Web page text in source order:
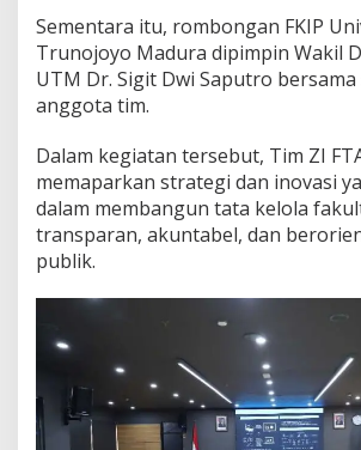
n
o
j
o
M
a
d
r
l
a
r
Sementara itu, rombongan FKIP
Trunojoyo Madura dipimpin Wakil
UTM Dr. Sigit Dwi Saputro
anggota tim.
Dalam kegiatan tersebut, Tim ZI
memaparkan strategi dan inovasi
dalam membangun tata kelola
transparan, akuntabel, dan
publik.